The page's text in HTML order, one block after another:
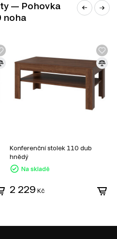
— Pohovka
noha
Konferenční stolek 110 dub
hnědý
Na skladě
2 229 Kč